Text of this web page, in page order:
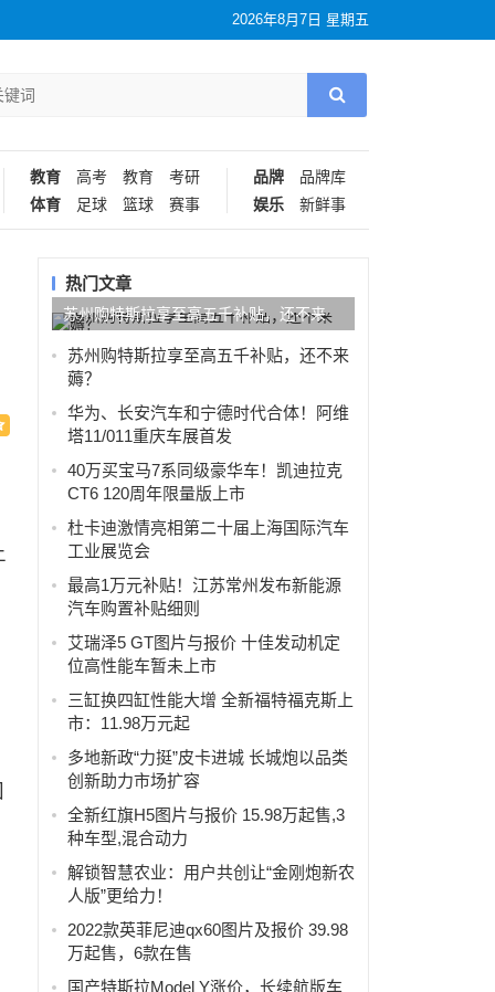
2026年8月7日 星期五
教育 高考 教育
考研
体育
足球 篮球 赛事
品牌
品牌库
娱乐
新鲜事
热门文章
苏州购特斯拉享至高五千补贴，还不来
薅？
苏州购特斯拉享至高五千补贴，还不来
薅？
华为、长安汽车和宁德时代合体！阿维
塔11/011重庆车展首发
40万买宝马7系同级豪华车！凯迪拉克
CT6 120周年限量版上市
杜卡迪激情亮相第二十届上海国际汽车
工业展览会
最高1万元补贴！江苏常州发布新能源
汽车购置补贴细则
艾瑞泽5 GT图片与报价 十佳发动机定
位高性能车暂未上市
三缸换四缸性能大增 全新福特福克斯上
市：11.98万元起
多地新政“力挺”皮卡进城 长城炮以品类
创新助力市场扩容
全新红旗H5图片与报价 15.98万起售,3
种车型,混合动力
解锁智慧农业：用户共创让“金刚炮新农
人版”更给力！
2022款英菲尼迪qx60图片及报价 39.98
万起售，6款在售
国产特斯拉Model Y涨价，长续航版车